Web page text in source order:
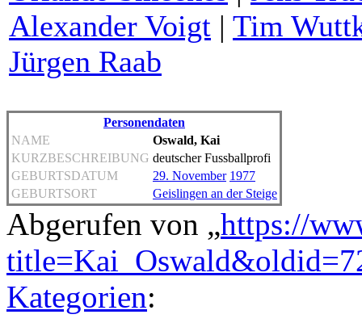
Alexander Voigt | Tim
Jürgen Raab
Personendaten
NAME
Oswald, Kai
KURZBESCHREIBUNG deutscher Fussballprofi
GEBURTSDATUM
29. November 1977
GEBURTSORT
Geislingen an der Steige
Abgerufen von „https://
Kategorien: